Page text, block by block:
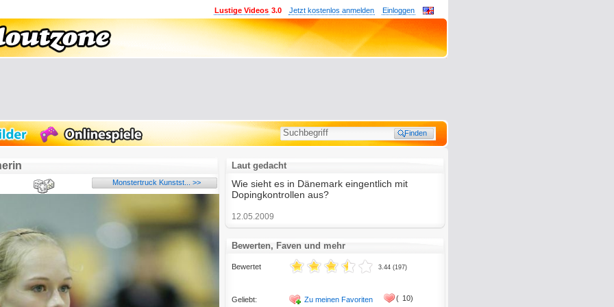
Einloggen
Jetzt kostenlos anmelden
Lustige Videos 3.0
Monstertruck Kunstst... >>
Laut gedacht
Wie sieht es in Dänemark eingentlich mit
Dopingkontrollen aus?
12.05.2009
Bewerten, Faven und mehr
Bewertet
Geliebt:
3.44 (197)
Zu meinen Favoriten
( 10)